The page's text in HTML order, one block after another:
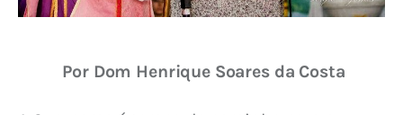
Por Dom Henrique Soares da Costa